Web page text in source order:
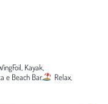
Kayak,
e Beach Bar.
Relax,